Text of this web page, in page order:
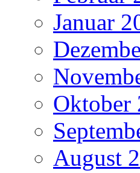
Januar
Oktober
August